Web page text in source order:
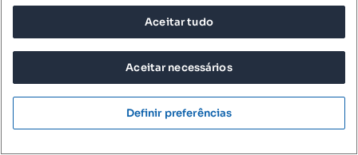
Apartamentos para comprar 2-quartos - Cooperativa dos
Arquitectos - Fonte da Moura - Pedra Verde
Apartamentos para comprar 4-quartos - Cooperativa dos
Arquitectos - Fonte da Moura - Pedra Verde
Arquitectos - Fonte da Moura - Pedra Verde
Aceitar tudo
Aceitar necessários
Definir preferências